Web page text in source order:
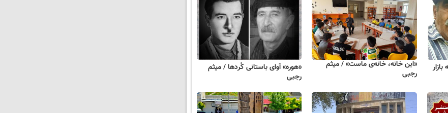
«این خانه، خانه‌ی ماست» / میثم
رجبی
«هوره» آوای باستانی کُردها / میثم
رجبی